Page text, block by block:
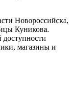
Новороссийска,
Куникова.
доступности
магазины и